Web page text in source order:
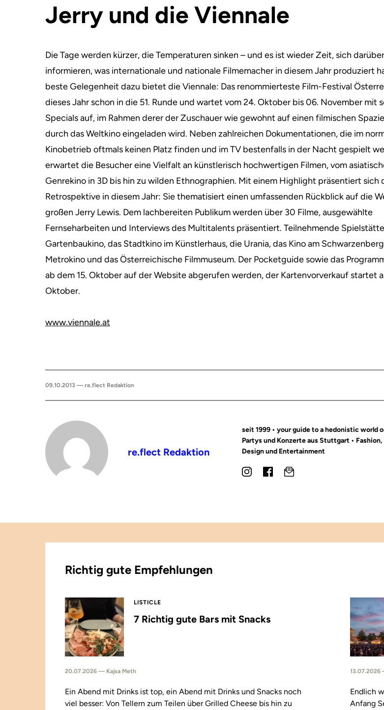
Jerry und die Viennale
Die Tage werden kürzer, die Temperaturen sinken – und es ist wieder Zeit, sich
informieren, was internationale und nationale Filmemacher in diesem Jahr produziert
beste Gelegenheit dazu bietet die Viennale: Das renommierteste Film-Festival
dieses Jahr schon in die 51. Runde und wartet vom 24. Oktober bis 06. November mit
Specials auf, im Rahmen derer der Zuschauer wie gewohnt auf einen filmischen
durch das Weltkino eingeladen wird. Neben zahlreichen Dokumentationen, die im
Kinobetrieb oftmals keinen Platz finden und im TV bestenfalls in der Nacht gespielt
erwartet die Besucher eine Vielfalt an künstlerisch hochwertigen Filmen, vom
Genrekino in 3D bis hin zu wilden Ethnographien. Mit einem Highlight präsentiert sich
Retrospektive in diesem Jahr: Sie thematisiert einen umfassenden Rückblick auf die
großen Jerry Lewis. Dem lachbereiten Publikum werden über 30 Filme, ausgewählte
Fernseharbeiten und Interviews des Multitalents präsentiert. Teilnehmende
Gartenbaukino, das Stadt­kino im Künstlerhaus, die Urania, das Kino am
Metrokino und das Österreichische Filmmuseum. Der Pocketguide sowie das
ab dem 15. Oktober auf der Website abgerufen werden, der Kartenvorverkauf startet
Oktober.
www.viennale.at
09.10.2013 — re.flect Redaktion
re.flect Redaktion
seit 1999 • your guide to a hedonistic world
Partys und Konzerte aus Stuttgart •
Design und Entertainment
Richtig gute Empfehlungen
LISTICLE
7 Richtig gute Bars mit Snacks
20.07.2026 — Kajsa Meth
Ein Abend mit Drinks ist top, ein Abend mit Drinks und Snacks noch
viel besser: Von Tellern zum Teilen über Grilled Cheese bis hin zu
13.07.2026
Endlich
Anfang